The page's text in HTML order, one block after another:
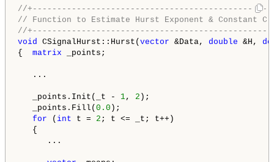
//
// Function to Estimate Hurst Exponent & Constant C
//
void CSignalHurst::Hurst( vector &Data, double &H,
{ matrix _points;
...
_points.Init(_t - 1, 2 );
_points.Fill( 0.0 );
for ( int t = 2 ; t <= _t; t++)
{
...